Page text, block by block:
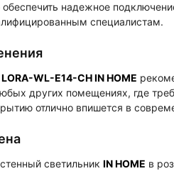
надежное
специалистам.
LORA-WL-E14-CH IN HOME
других помещениях, где
отлично впишется в
светильник IN HOME в